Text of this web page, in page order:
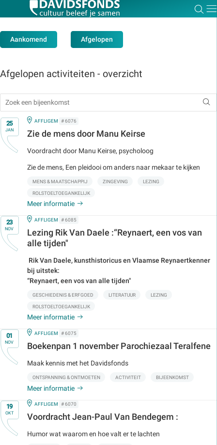
Aankomend Afgelopen
Afgelopen activiteiten - overzicht
Op25
JAN
IN
AFFLIGEM # 6076
Zie de mens door Manu Keirse
Voordracht door Manu Keirse, psycholoog
Zie de mens, Een pleidooi om anders naar mekaar te kijken
MENS & MAATSCHAPPIJ ZINGEVING LEZING
ROLSTOELTOEGANKELIJK
Meer informatie
Op23
NOV
IN
AFFLIGEM # 6085
Lezing Rik Van Daele :“Reynaert, een vos van
alle tijden"
Rik Van Daele, kunsthistoricus en Vlaamse Reynaertkenner
bij uitstek:
“Reynaert, een vos van alle tijden"
GESCHIEDENIS & ERFGOED LITERATUUR LEZING
ROLSTOELTOEGANKELIJK
Meer informatie
Op01
NOV
IN
AFFLIGEM # 6075
Boekenpan 1 november Parochiezaal Teralfene
Maak kennis met het Davidsfonds
ONTSPANNING & ONTMOETEN ACTIVITEIT BIJEENKOMST
Meer informatie
Op19
OKT
IN
AFFLIGEM # 6070
Voordracht Jean-Paul Van Bendegem :
Humor wat waarom en hoe valt er te lachten
Zoek:
Zoeken